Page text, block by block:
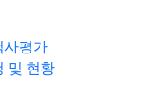
사평가
및 현황